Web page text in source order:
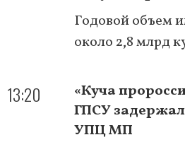
Годовой объем
около 2,8 млрд
13:20
«Куча
ГПСУ
УПЦ МП